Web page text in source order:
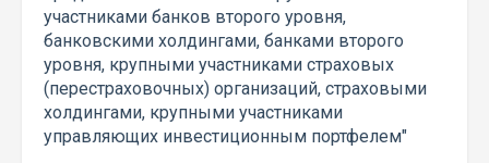
участниками банков второго уровня,
банковскими холдингами, банками второго
уровня, крупными участниками страховых
(перестраховочных) организаций, страховыми
холдингами, крупными участниками
управляющих инвестиционным портфелем"